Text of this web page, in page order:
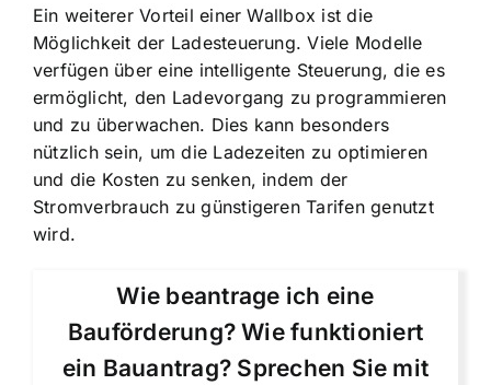
Ein weiterer Vorteil einer Wallbox ist die
Möglichkeit der Ladesteuerung. Viele Modelle
verfügen über eine intelligente Steuerung, die es
ermöglicht, den Ladevorgang zu programmieren
und zu überwachen. Dies kann besonders
nützlich sein, um die Ladezeiten zu optimieren
und die Kosten zu senken, indem der
Stromverbrauch zu günstigeren Tarifen genutzt
wird.
Wie beantrage ich eine
Bauförderung? Wie funktioniert
ein Bauantrag? Sprechen Sie mit